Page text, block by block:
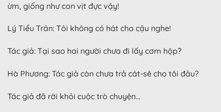
ừm, giống như con vịt đực vậy!
Lý Tiểu Trân: Tôi không có hát cho cậu nghe!
Tác giả: Tại sao hai người chưa đi lấy cơm hộp?
Hà Phương: Tác giả còn chưa trả cát-sê cho tôi đâu?
Tác giả đã rời khỏi cuộc trò chuyện…